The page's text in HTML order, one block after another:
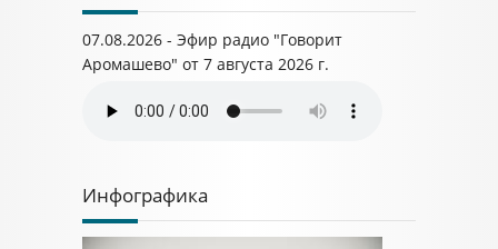
07.08.2026 - Эфир радио "Говорит
Аромашево" от 7 августа 2026 г.
Инфографика